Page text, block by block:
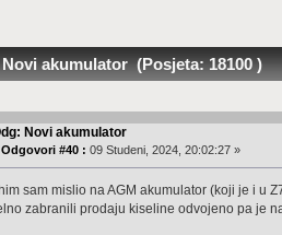
akumulator (Posjeta: 18100 )
Novi akumulator
Odgovori #40 : 09 Studeni, 2024, 20:02:27 »
sam mislio na AGM akumulator (koji je i u
zabranili prodaju kiseline odvojeno pa je